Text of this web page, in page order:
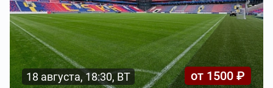
18 августа, 18:30, ВТ от 1500 ₽